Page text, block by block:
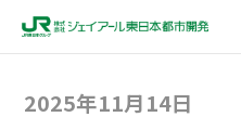
2025年11月14日